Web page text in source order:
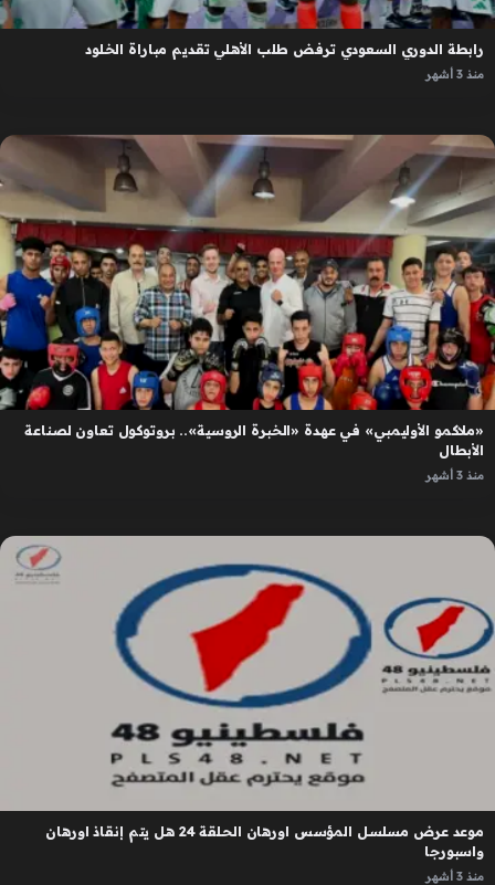
رابطة الدوري السعودي ترفض طلب الأهلي تقديم مباراة الخلود
منذ 3 أشهر
«ملاكمو الأوليمبي» في عهدة «الخبرة الروسية».. بروتوكول تعاون لصناعة
الأبطال
منذ 3 أشهر
موعد عرض مسلسل المؤسس اورهان الحلقة 24 هل يتم إنقاذ اورهان
واسبورجا
منذ 3 أشهر